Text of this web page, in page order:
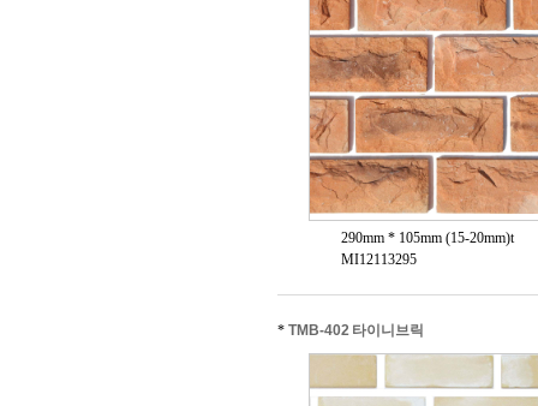
290mm * 105mm (15-20mm)t
MI12113295
* TMB-402 타이니브릭